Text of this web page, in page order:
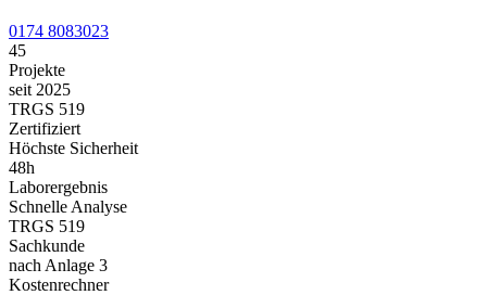
0174 8083023
45
Projekte
seit 2025
TRGS 519
Zertifiziert
Höchste Sicherheit
48h
Laborergebnis
Schnelle Analyse
TRGS 519
Sachkunde
nach Anlage 3
Kostenrechner